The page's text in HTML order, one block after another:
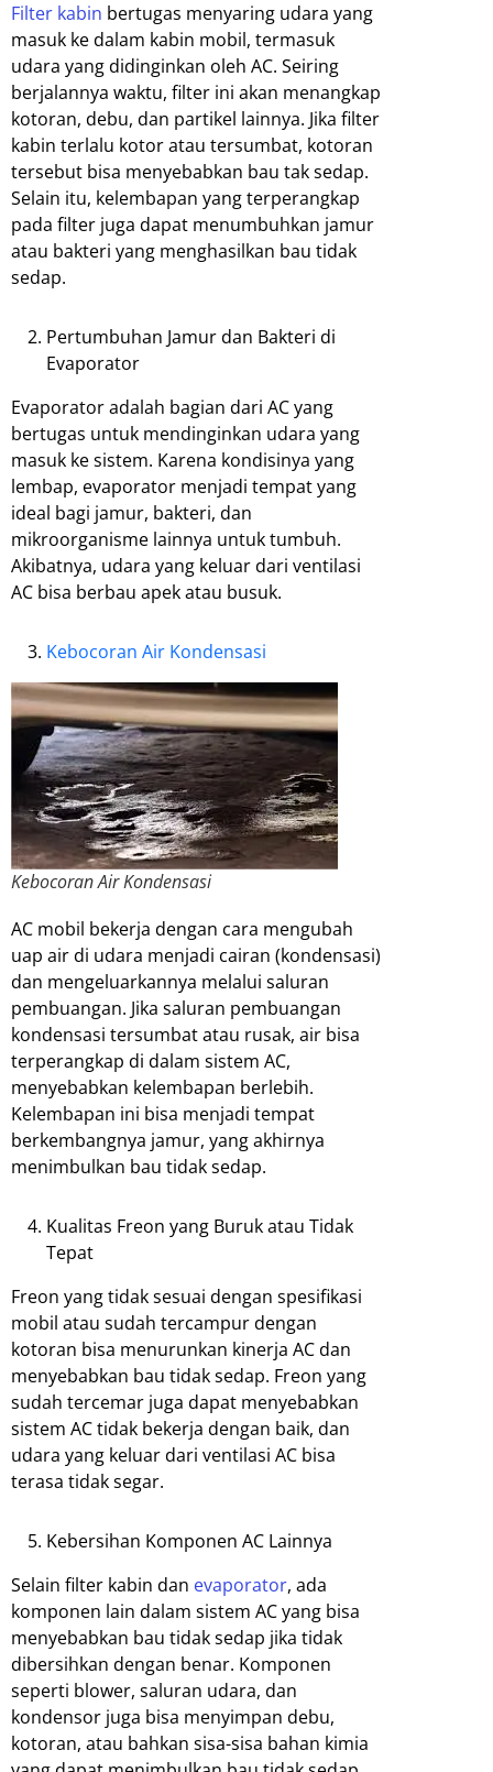
Filter kabin bertugas menyaring udara yang
masuk ke dalam kabin mobil, termasuk
udara yang didinginkan oleh AC. Seiring
berjalannya waktu, filter ini akan menangkap
kotoran, debu, dan partikel lainnya. Jika filter
kabin terlalu kotor atau tersumbat, kotoran
tersebut bisa menyebabkan bau tak sedap.
Selain itu, kelembapan yang terperangkap
pada filter juga dapat menumbuhkan jamur
atau bakteri yang menghasilkan bau tidak
sedap.
Pertumbuhan Jamur dan Bakteri di
Evaporator
Evaporator adalah bagian dari AC yang
bertugas untuk mendinginkan udara yang
masuk ke sistem. Karena kondisinya yang
lembap, evaporator menjadi tempat yang
ideal bagi jamur, bakteri, dan
mikroorganisme lainnya untuk tumbuh.
Akibatnya, udara yang keluar dari ventilasi
AC bisa berbau apek atau busuk.
Kebocoran Air Kondensasi
Kebocoran Air Kondensasi
AC mobil bekerja dengan cara mengubah
uap air di udara menjadi cairan (kondensasi)
dan mengeluarkannya melalui saluran
pembuangan. Jika saluran pembuangan
kondensasi tersumbat atau rusak, air bisa
terperangkap di dalam sistem AC,
menyebabkan kelembapan berlebih.
Kelembapan ini bisa menjadi tempat
berkembangnya jamur, yang akhirnya
menimbulkan bau tidak sedap.
Kualitas Freon yang Buruk atau Tidak
Tepat
Freon yang tidak sesuai dengan spesifikasi
mobil atau sudah tercampur dengan
kotoran bisa menurunkan kinerja AC dan
menyebabkan bau tidak sedap. Freon yang
sudah tercemar juga dapat menyebabkan
sistem AC tidak bekerja dengan baik, dan
udara yang keluar dari ventilasi AC bisa
terasa tidak segar.
Kebersihan Komponen AC Lainnya
Selain filter kabin dan evaporator, ada
komponen lain dalam sistem AC yang bisa
menyebabkan bau tidak sedap jika tidak
dibersihkan dengan benar. Komponen
seperti blower, saluran udara, dan
kondensor juga bisa menyimpan debu,
kotoran, atau bahkan sisa-sisa bahan kimia